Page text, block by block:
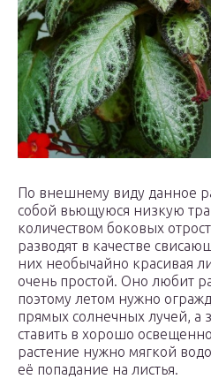
По внешнему виду данное
собой вьющуюся низкую
количеством боковых
разводят в качестве
них необычайно красивая
очень простой. Оно любит
поэтому летом нужно
прямых солнечных лучей, а
ставить в хорошо
растение нужно мягкой
её попадание на листья.